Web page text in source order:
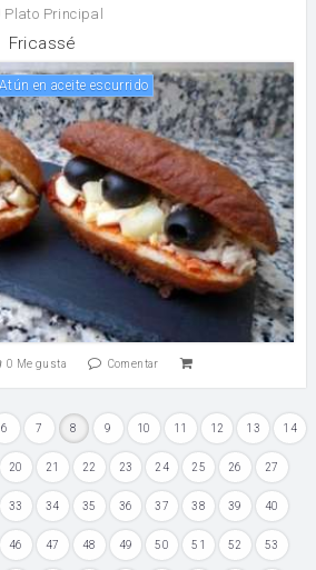
Plato Principal
Fricassé
atún en aceite escurrido
0 Me gusta Comentar
6 7 8 9 10 11 12 13 14
20 21 22 23 24 25 26 27
33 34 35 36 37 38 39 40
46 47 48 49 50 51 52 53